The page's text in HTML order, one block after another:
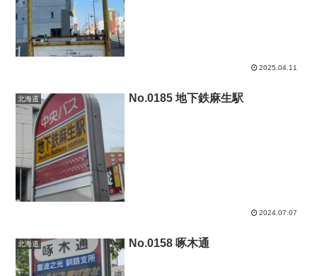
2025.04.11
北海道 No.0185 地下鉄麻生駅
2024.07.07
北海道 No.0158 啄木通